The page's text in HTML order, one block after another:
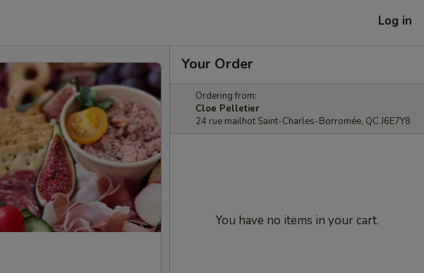
Log in
Your Order
Ordering from:
Cloe Pelletier
24 rue mailhot Saint-Charles-Borromée, QC J6E7Y8
You have no items in your cart.